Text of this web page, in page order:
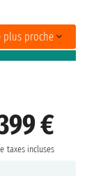
plus proche
€
taxes incluses